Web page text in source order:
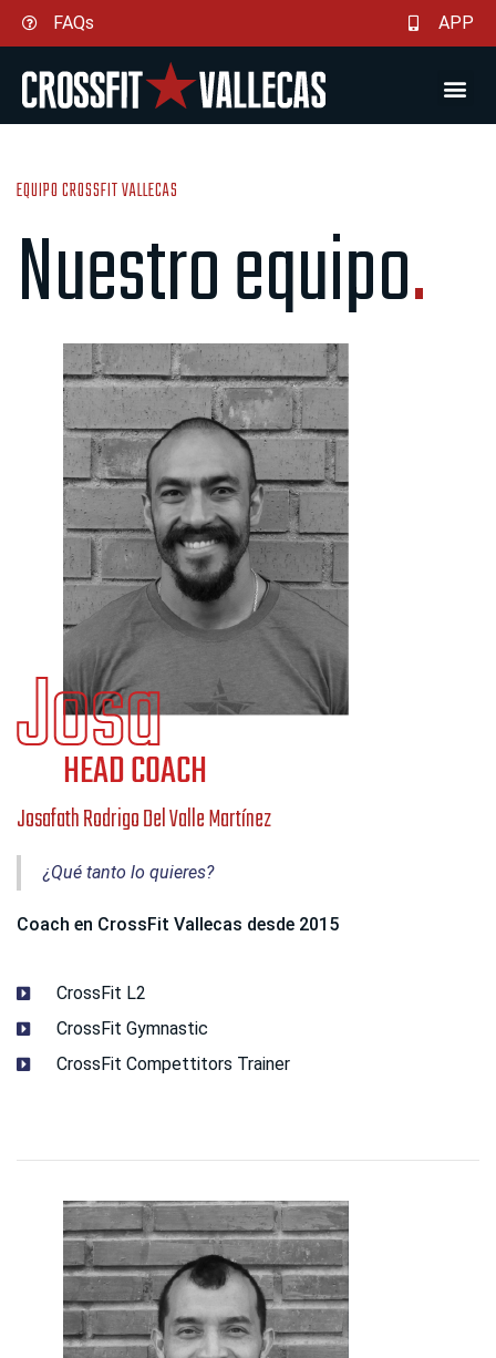
FAQs APP
EQUIPO CROSSFIT VALLECAS
Nuestro equipo.
Josafath Rodrigo Del Valle Martínez
¿Qué tanto lo quieres?
Coach en CrossFit Vallecas desde 2015
CrossFit L2
CrossFit Gymnastic
CrossFit Compettitors Trainer